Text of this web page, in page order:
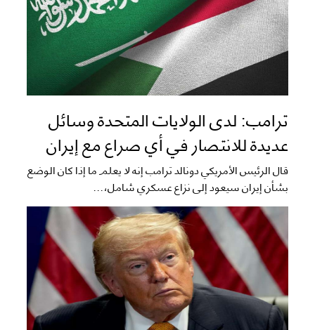
ترامب: لدى الولايات المتحدة وسائل
عديدة للانتصار في أي صراع مع إيران
قال الرئيس الأمريكي دونالد ترامب إنه لا يعلم ما إذا كان الوضع
بشأن إيران سيعود إلى نزاع عسكري شامل،...